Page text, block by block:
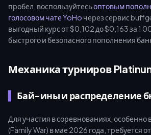
пробел, воспользуйтесьоптовым
голосовом чате YoHo через сервис
выгодный курс от $0,102 до $0,163 за 1
быстрого и безопасного пополнения
Механика турниров
Бай-ины и распределение
Для участия в соревнованиях,
(Family War) в мае 2026 года, требуется